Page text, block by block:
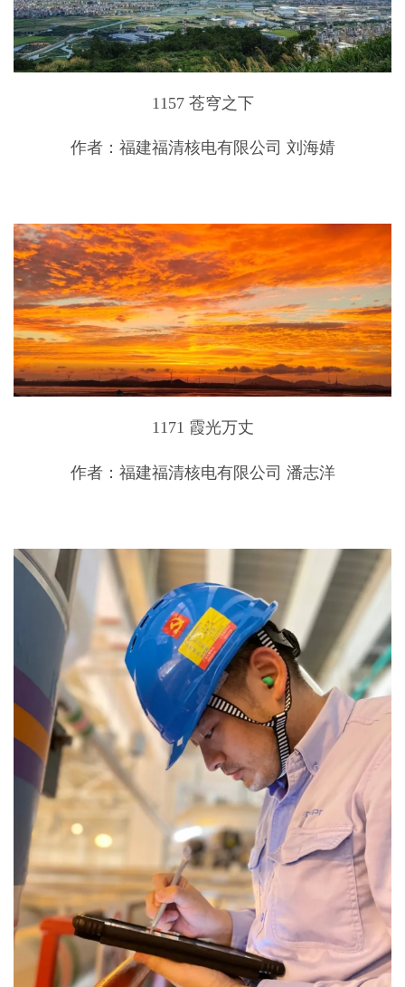
1157 苍穹之下
作者：福建福清核电有限公司 刘海婧
1171 霞光万丈
作者：福建福清核电有限公司 潘志洋